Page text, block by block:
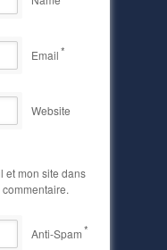
Email*
Website
et mon site dans
Anti-Spam*